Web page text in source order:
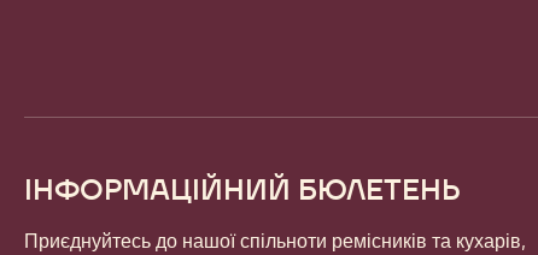
ІНФОРМАЦІЙНИЙ БЮЛЕТЕНЬ
Приєднуйтесь до нашої спільноти ремісників та кухарів,